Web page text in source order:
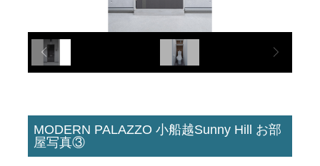
MODERN PALAZZO 小船越Sunny Hill お部
屋写真③